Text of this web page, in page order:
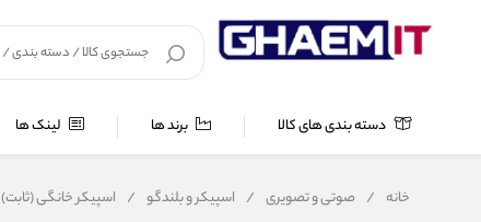
دسته بندی های کالا برند ها لینک ها
خانه / صوتی و تصویری / اسپیکر و بلندگو / اسپیکر خانگی (ثابت)